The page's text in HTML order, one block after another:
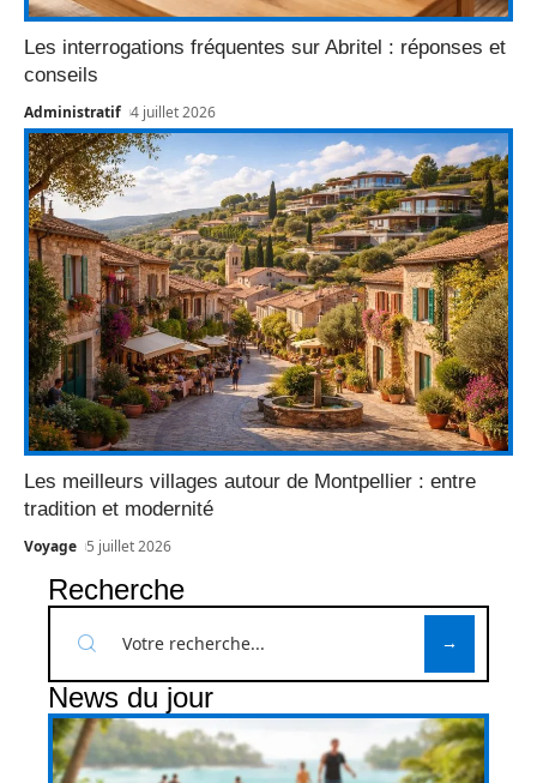
Les interrogations fréquentes sur Abritel : réponses et
conseils
Administratif 4 juillet 2026
Les meilleurs villages autour de Montpellier : entre
tradition et modernité
Voyage 5 juillet 2026
Recherche
News du jour